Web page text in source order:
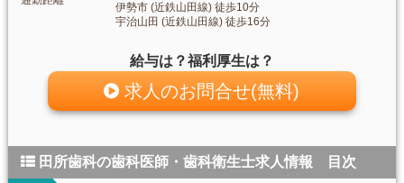
伊勢市 (近鉄山田線) 徒歩10分
宇治山田 (近鉄山田線) 徒歩16分
給与は？福利厚生は？
求人のお問合せ(無料)
田所歯科の歯科医師・歯科衛生士求人情報 目次